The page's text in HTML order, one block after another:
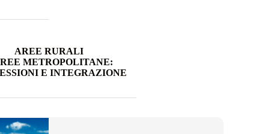
AREE RURALI
METROPOLITANE:
E INTEGRAZIONE